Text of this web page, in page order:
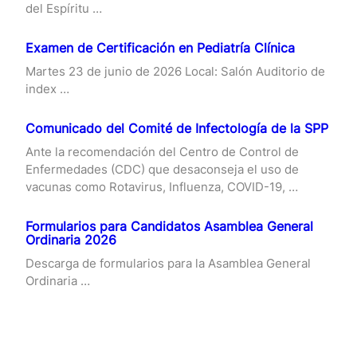
del Espíritu …
Examen de Certificación en Pediatría Clínica
Martes 23 de junio de 2026 Local: Salón Auditorio de
index …
Comunicado del Comité de Infectología de la SPP
Ante la recomendación del Centro de Control de
Enfermedades (CDC) que desaconseja el uso de
vacunas como Rotavirus, Influenza, COVID-19, …
Formularios para Candidatos Asamblea General
Ordinaria 2026
Descarga de formularios para la Asamblea General
Ordinaria …